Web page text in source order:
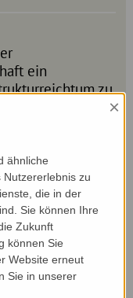
ein
zu
am Betrieb ein
mit
Daniela zu
schafft
für Insekten
und die Pflege
am Betrieb
Natur
mit
und Tierarten
×
ähnliche
zu
die in der
Sie können Ihre
Zukunft
können Sie
Website erneut
Sie in unserer